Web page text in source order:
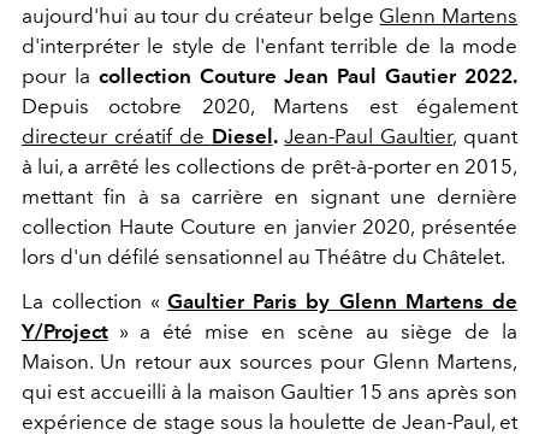
aujourd'hui au tour du créateur belge Glenn Martens
d'interpréter le style de l'enfant terrible de la mode
pour la collection Couture Jean Paul Gautier 2022.
Depuis octobre 2020, Martens est également
directeur créatif de Diesel . Jean-Paul Gaultier, quant
à lui, a arrêté les collections de prêt-à-porter en 2015,
mettant fin à sa carrière en signant une dernière
collection Haute Couture en janvier 2020, présentée
lors d'un défilé sensationnel au Théâtre du Châtelet.
La collection « Gaultier Paris by Glenn Martens de
Y/Project » a été mise en scène au siège de la
Maison. Un retour aux sources pour Glenn Martens,
qui est accueilli à la maison Gaultier 15 ans après son
expérience de stage sous la houlette de Jean-Paul, et